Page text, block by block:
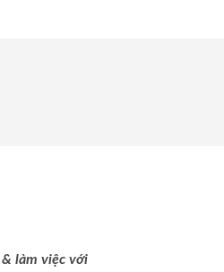
làm việc với